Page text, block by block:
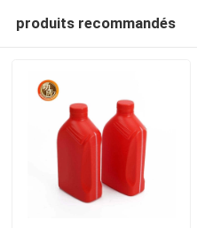
produits recommandés